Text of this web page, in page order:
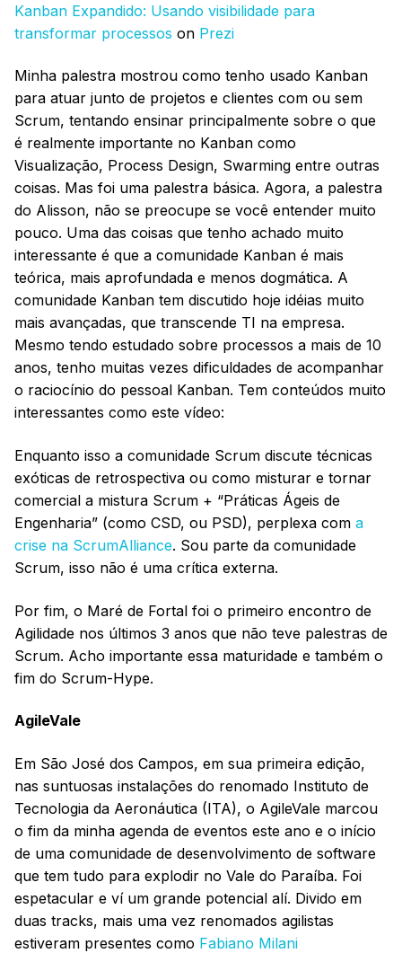
Kanban Expandido: Usando visibilidade para
transformar processos on Prezi
Minha palestra mostrou como tenho usado Kanban
para atuar junto de projetos e clientes com ou sem
Scrum, tentando ensinar principalmente sobre o que
é realmente importante no Kanban como
Visualização, Process Design, Swarming entre outras
coisas. Mas foi uma palestra básica. Agora, a palestra
do Alisson, não se preocupe se você entender muito
pouco. Uma das coisas que tenho achado muito
interessante é que a comunidade Kanban é mais
teórica, mais aprofundada e menos dogmática. A
comunidade Kanban tem discutido hoje idéias muito
mais avançadas, que transcende TI na empresa.
Mesmo tendo estudado sobre processos a mais de 10
anos, tenho muitas vezes dificuldades de acompanhar
o raciocínio do pessoal Kanban. Tem conteúdos muito
interessantes como este vídeo:
Enquanto isso a comunidade Scrum discute técnicas
exóticas de retrospectiva ou como misturar e tornar
comercial a mistura Scrum + “Práticas Ágeis de
Engenharia” (como CSD, ou PSD), perplexa com a
crise na ScrumAlliance. Sou parte da comunidade
Scrum, isso não é uma crítica externa.
Por fim, o Maré de Fortal foi o primeiro encontro de
Agilidade nos últimos 3 anos que não teve palestras de
Scrum. Acho importante essa maturidade e também o
fim do Scrum-Hype.
AgileVale
Em São José dos Campos, em sua primeira edição,
nas suntuosas instalações do renomado Instituto de
Tecnologia da Aeronáutica (ITA), o AgileVale marcou
o fim da minha agenda de eventos este ano e o início
de uma comunidade de desenvolvimento de software
que tem tudo para explodir no Vale do Paraíba. Foi
espetacular e ví um grande potencial alí. Divido em
duas tracks, mais uma vez renomados agilistas
estiveram presentes como Fabiano Milani